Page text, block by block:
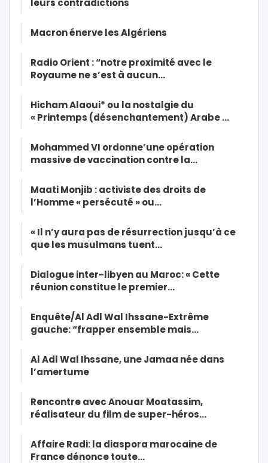
leurs contradictions
Macron énerve les Algériens
Radio Orient : “notre proximité avec le
Royaume ne s’est à aucun…
Hicham Alaoui* ou la nostalgie du
« Printemps (désenchantement) Arabe …
Mohammed VI ordonne’une opération
massive de vaccination contre la…
Maati Monjib : activiste des droits de
l’Homme « persécuté » ou…
« Il n’y aura pas de résurrection jusqu’à ce
que les musulmans tuent…
Dialogue inter-libyen au Maroc: « Cette
réunion constitue le premier…
Enquête/Al Adl Wal Ihssane-Extrême
gauche: “frapper ensemble mais…
Al Adl Wal Ihssane, une Jamaa née dans
l’amertume
Rencontre avec Anouar Moatassim,
réalisateur du film de super-héros…
Affaire Radi: la diaspora marocaine de
France dénonce toute…